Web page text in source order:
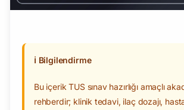
ℹ️ Bilgilendirme
Bu içerik TUS sınav hazırlığı amaçlı
rehberdir; klinik tedavi, ilaç dozajı, hasta